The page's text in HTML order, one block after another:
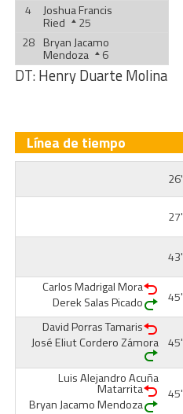
4 Joshua Francis
Ried
25
28 Bryan Jacamo
Mendoza 6
DT:Henry Duarte Molina
Línea de tiempo
26'
27'
43'
Carlos Madrigal Mora
Derek Salas Picado
45'
David Porras Tamaris
José Eliut Cordero Zámora 45'
Luis Alejandro Acuña
Matarrita
Bryan Jacamo Mendoza
45'